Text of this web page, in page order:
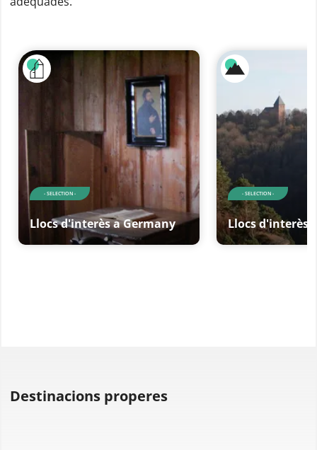
- SELECTION -
Llocs d'interès a Germany
- SELECTION -
Llocs d'interès
Destinacions properes